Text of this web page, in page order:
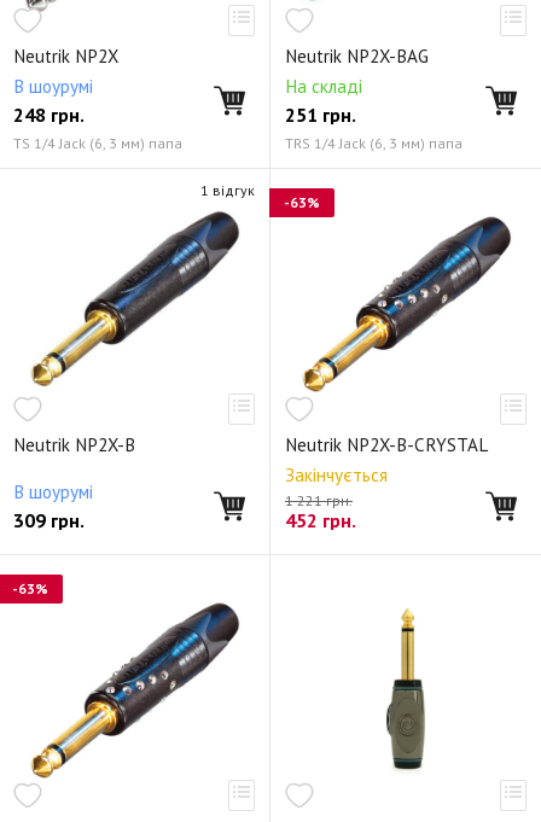
Neutrik NP2X
В шоурумі
248 грн.
TS 1/4 Jack (6, 3 мм) папа
Neutrik NP2X-BAG
На складі
251 грн.
TRS 1/4 Jack (6, 3 мм) папа
Neutrik NP2X-B
В шоурумі
309 грн.
1 відгук
Neutrik NP2X-B-CRYSTAL
Закінчується
1 221 грн.
452 грн.
-63%
-63%